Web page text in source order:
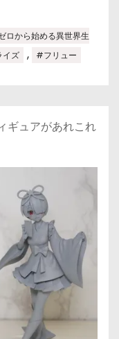
ロから始める異世界生
ズ , #フリュー
ギュアがあれこれ